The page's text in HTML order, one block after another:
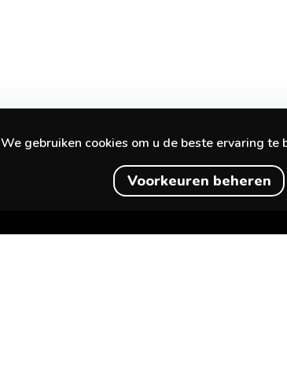
We gebruiken cookies om u de beste ervaring
Voorkeuren beheren